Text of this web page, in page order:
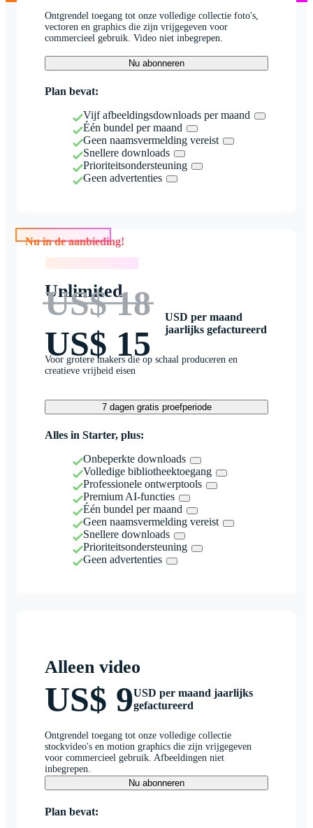
Ontgrendel toegang tot onze volledige collectie foto's,
vectoren en graphics die zijn vrijgegeven voor
commercieel gebruik. Video niet inbegrepen.
Nu abonneren
Plan bevat:
Vijf afbeeldingsdownloads per maand
Één bundel per maand
Geen naamsvermelding vereist
Snellere downloads
Prioriteitsondersteuning
Geen advertenties
Nu in de aanbieding!
Unlimited
US$ 18
US$ 15
USD per maand
jaarlijks gefactureerd
Voor grotere makers die op schaal produceren en
creatieve vrijheid eisen
7 dagen gratis proefperiode
Alles in Starter, plus:
Onbeperkte downloads
Volledige bibliotheektoegang
Professionele ontwerptools
Premium AI-functies
Één bundel per maand
Geen naamsvermelding vereist
Snellere downloads
Prioriteitsondersteuning
Geen advertenties
Alleen video
US$ 9USD per maand jaarlijks
gefactureerd
Ontgrendel toegang tot onze volledige collectie
stockvideo's en motion graphics die zijn vrijgegeven
voor commercieel gebruik. Afbeeldingen niet
inbegrepen.
Nu abonneren
Plan bevat: